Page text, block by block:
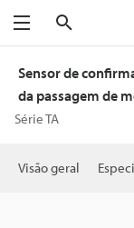
Menu
Sensor de
da passagem de
Série TA
Visão geral